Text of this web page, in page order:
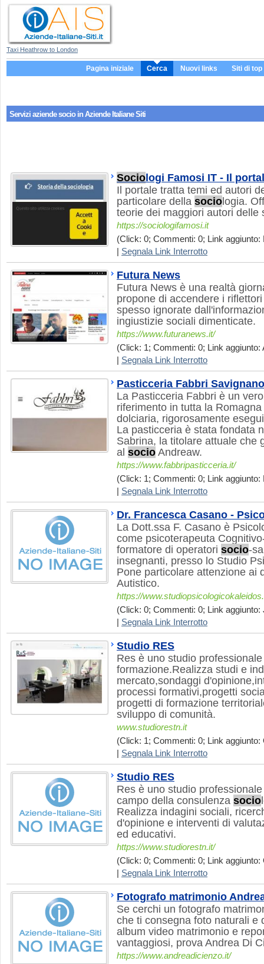
Taxi Heathrow to London
Pagina iniziale Cerca Nuovi links Siti di top
Servizi aziendesocioin Aziende Italiane Siti
Socio logi Famosi IT - Il
Il portale tratta temi ed autori
particolare della socio logia.
teorie dei maggiori autori delle
https://sociologifamosi.it
(Click: 0; Commenti: 0; Link aggiunto:
Segnala Link Interrotto
Futura News
Futura News è una realtà
propone di accendere i
spesso ignorate
ingiustizie sociali dimenticate.
https://www.futuranews.it/
(Click: 1; Commenti: 0; Link aggiunto:
Segnala Link Interrotto
Pasticceria Fabbri
La Pasticceria Fabbri è un
riferimento in tutta la
dolciaria, rigorosamente
La pasticceria è stata fondata
Sabrina, la titolare attuale che
al socio Andreaw.
https://www.fabbripasticceria.it/
(Click: 1; Commenti: 0; Link aggiunto:
Segnala Link Interrotto
Dr. Francesca Casano -
La Dott.ssa F. Casano è
come psicoterapeuta
formatore di operatori socio-
insegnanti, presso lo Studio
Pone particolare attenzione ai
Autistico.
https://
(Click: 0; Commenti: 0; Link aggiunto:
Segnala Link Interrotto
Studio RES
Res è uno studio
formazione.Realizza studi e
mercato,sondaggi
processi formativi,progetti
progetti di formazione
sviluppo di comunità.
www.studiorestn.it
(Click: 1; Commenti: 0; Link aggiunto:
Segnala Link Interrotto
Studio RES
Res è uno studio
campo della consulenza socio
Realizza indagini sociali,
d'opinione e interventi di
ed educativi.
https://www.studiorestn.it/
(Click: 0; Commenti: 0; Link aggiunto:
Segnala Link Interrotto
Fotografo matrimonio
Se cerchi un fotografo
che ti consegna foto naturali e
album video matrimonio e
vantaggiosi, prova Andrea Di
https://www.andreadicienzo.it/